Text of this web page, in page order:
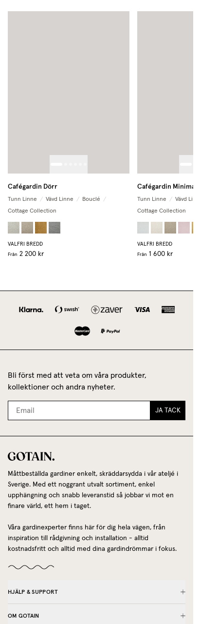
Cafégardin Dörr
Tunn Linne / Vävd Linne / Bouclé
/
Cottage Collection
VALFRI BREDD
Från 2 200 kr
Cafégardin Minimalist
Tunn Linne / Vävd Linne
Cottage Collection
VALFRI BREDD
Från 1 600 kr
Bli först med att veta om våra produkter,
kollektioner och andra nyheter.
JA TACK
Måttbeställda gardiner enkelt, skräddarsydda i vår ateljé i
Sverige. Med ett noggrant utvalt sortiment, enkel
upphängning och snabb leveranstid så jobbar vi mot en
finare värld, ett hem i taget.
Våra gardinexperter finns här för dig hela vägen, från
inspiration till rådgivning och installation - alltid
kostnadsfritt och alltid med dina gardindrömmar i fokus.
HJÄLP & SUPPORT
OM GOTAIN